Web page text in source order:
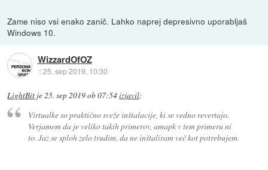
Zame niso vsi enako zanič. Lahko naprej depresivno uporabljaš
Windows 10.
WizzardOfOZ
::25. sep 2019, 10:30
LightBit je25. sep 2019 ob 07:54izjavil:
Virtualke so praktično sveže inštalacije, ki se vedno revertajo.
Verjamem da je veliko takih primerov, amapk v tem primeru ni
to. Jaz se sploh zelo trudim, da ne inštaliram več kot potrebujem.